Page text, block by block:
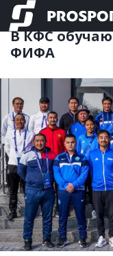
ФУТБОЛ
В КФС
ФИФА